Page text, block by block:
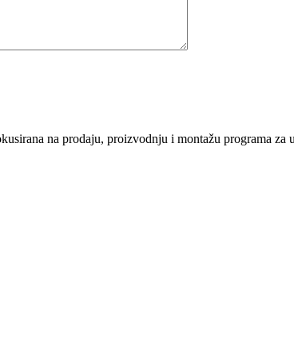
na prodaju, proizvodnju i montažu programa